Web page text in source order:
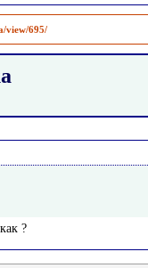
view/695/
?